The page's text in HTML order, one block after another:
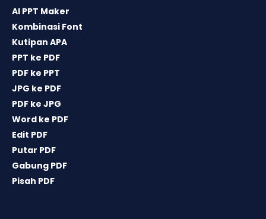
AI PPT Maker
Kombinasi Font
Kutipan APA
PPT ke PDF
PDF ke PPT
JPG ke PDF
PDF ke JPG
Word ke PDF
Edit PDF
Putar PDF
Gabung PDF
Pisah PDF